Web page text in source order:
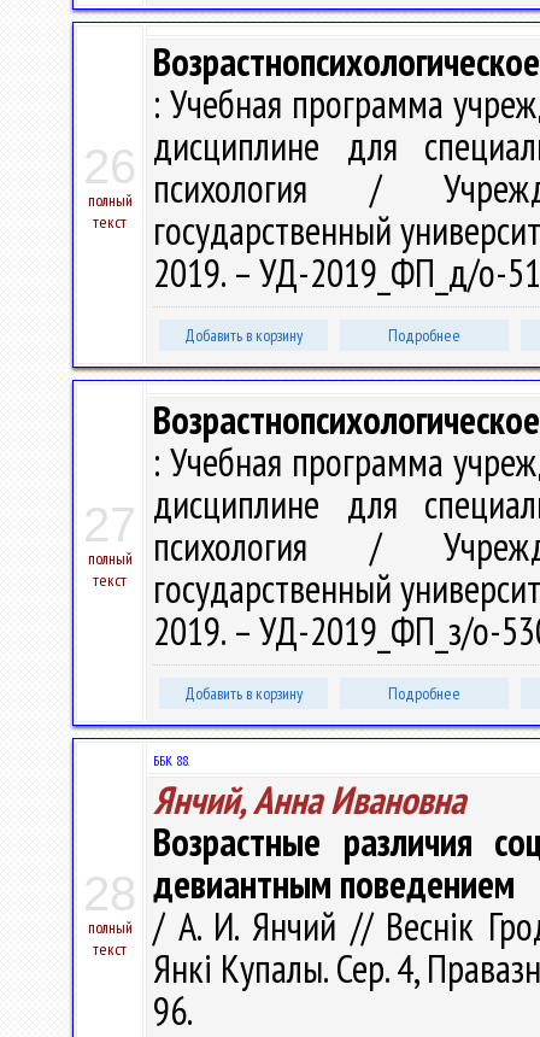
26
полный
текст
: Учебная программа
дисциплине для
психология /
государственный
2019. – УД-2019_ФП_д/о-
Добавить в корзину Подробнее
27
полный
текст
: Учебная программа
дисциплине для
психология /
государственный
2019. – УД-2019_ФП_з/о-
Добавить в корзину Подробнее
28
полный
текст
ББК 88.
Янчий, Анна Ивановна
Возрастные различия
девиантным поведением
/ А. И. Янчий // Веснік
Янкі Купалы. Сер. 4,
96.